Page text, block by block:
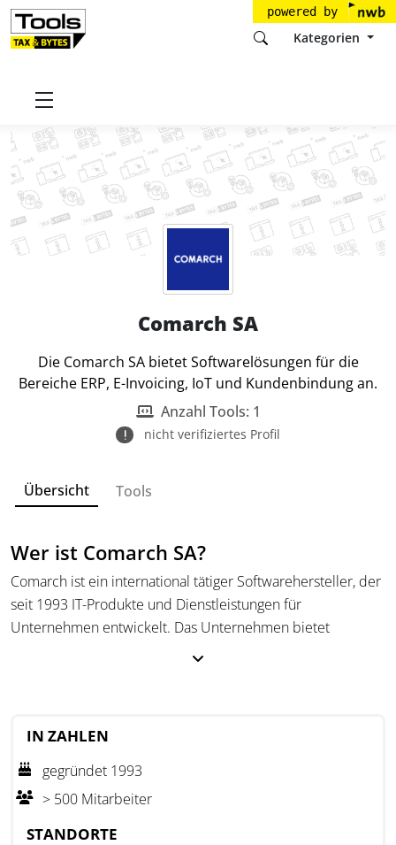
powered by
Kategorien
Startseite
Comarch SA
Die Comarch SA bietet Softwarelösungen für die
Bereiche ERP, E-Invoicing, IoT und Kundenbindung an.
Anzahl Tools: 1
nicht verifiziertes Profil
Übersicht Tools
Wer ist Comarch SA?
Comarch ist ein international tätiger Softwarehersteller, der
seit 1993 IT-Produkte und Dienstleistungen für
Unternehmen entwickelt. Das Unternehmen bietet
bietet Comarch IT-Lösungen für Branchen wie Healthcare,
Telekommunikation, Banken und Versicherungen.
In der DACH-Region ist Comarch mit zehn Standorten
präsent und betreibt in Deutschland ein eigenes
IN ZAHLEN
gegründet 1993
> 500 Mitarbeiter
STANDORTE